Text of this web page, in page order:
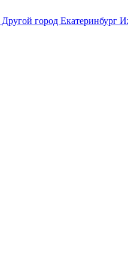
Другой город Екатеринбург